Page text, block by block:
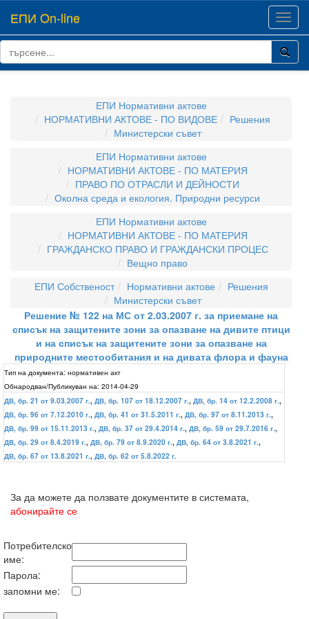
ЕПИ On-line
ЕПИ Нормативни актове
НОРМАТИВНИ АКТОВЕ - ПО ВИДОВЕ
Решения
Министерски съвет
ЕПИ Нормативни актове
НОРМАТИВНИ АКТОВЕ - ПО МАТЕРИЯ
ПРАВО ПО ОТРАСЛИ И ДЕЙНОСТИ
Околна среда и екология. Природни ресурси
ЕПИ Нормативни актове
НОРМАТИВНИ АКТОВЕ - ПО МАТЕРИЯ
ГРАЖДАНСКО ПРАВО И ГРАЖДАНСКИ ПРОЦЕС
Вещно право
ЕПИ Собственост
Нормативни актове
Решения
Министерски съвет
Решение № 122 на МС от 2.03.2007 г. за приемане на
списък на защитените зони за опазване на дивите птици
и на списък на защитените зони за опазване на
природните местообитания и на дивата флора и фауна
Тип на документа: нормативен акт
Обнародван/Публикуван на: 2014-04-29
ДВ, бр. 21 от 9.03.2007 г., ДВ, бр. 107 от 18.12.2007 г., ДВ, бр. 14 от 12.2.2008 г.,
ДВ, бр. 96 от 7.12.2010 г., ДВ, бр. 41 от 31.5.2011 г., ДВ, бр. 97 от 8.11.2013 г.,
ДВ, бр. 99 от 15.11.2013 г., ДВ, бр. 37 от 29.4.2014 г., ДВ, бр. 59 от 29.7.2016 г.,
ДВ, бр. 29 от 8.4.2019 г., ДВ, бр. 79 от 8.9.2020 г., ДВ, бр. 64 от 3.8.2021 г.,
ДВ, бр. 67 от 13.8.2021 г., ДВ, бр. 62 от 5.8.2022 г.
За да можете да ползвате документите в системата,
абонирайте се
Потребителско
име:
Парола:
запомни ме: